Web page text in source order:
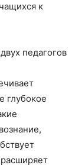
к
педагогов
глубокое